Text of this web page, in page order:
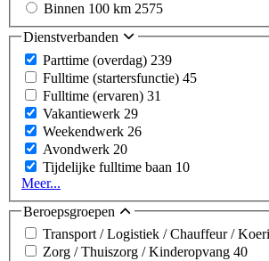
Binnen 100 km 2575
Dienstverbanden
Parttime (overdag) 239
Fulltime (startersfunctie) 45
Fulltime (ervaren) 31
Vakantiewerk 29
Weekendwerk 26
Avondwerk 20
Tijdelijke fulltime baan 10
Meer...
Beroepsgroepen
Transport / Logistiek / Chauffeur /
Zorg / Thuiszorg / Kinderopvang 40